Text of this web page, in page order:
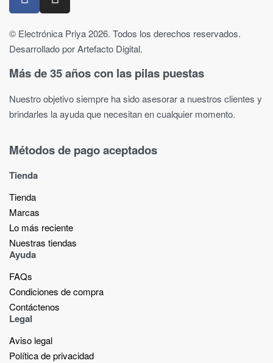
© Electrónica Priya 2026. Todos los derechos reservados.
Desarrollado por Artefacto Digital.
Más de 35 años con las pilas puestas
Nuestro objetivo siempre ha sido asesorar a nuestros clientes y
brindarles la ayuda que necesitan en cualquier momento.
Métodos de pago aceptados
Tienda
Tienda
Marcas
Lo más reciente​
Nuestras tiendas​
Ayuda
FAQs
Condiciones de compra
Contáctenos
Legal
Aviso legal
Política de privacidad